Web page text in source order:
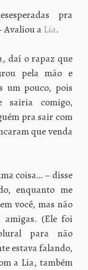
pra
Avaliou aLia.
daí o rapaz que
pela mão e
um pouco, pois
comigo,
pra sair com
que venda
coisa… – disse
enquanto me
você, mas não
amigas. (Ele foi
para não
estava falando,
a Lia, também